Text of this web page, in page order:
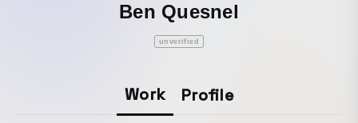
Ben Quesnel
unverified
Work Profile